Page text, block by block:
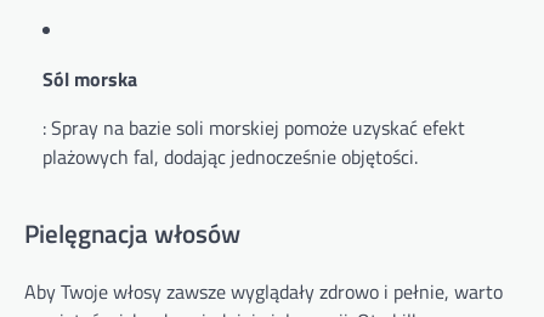
Sól morska
: Spray na bazie soli morskiej pomoże uzyskać efekt
plażowych fal, dodając jednocześnie objętości.
Pielęgnacja włosów
Aby Twoje włosy zawsze wyglądały zdrowo i pełnie, warto